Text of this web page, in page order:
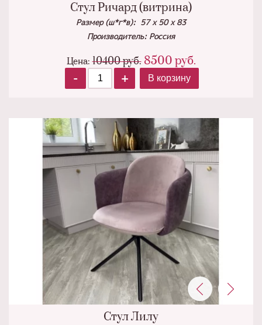
Стул Ричард (витрина)
Размер (ш*г*в): 57 х 50 х 83
Производитель: Россия
Цена: 10400 руб. 8500 руб.
-
+ В корзину
Стул Лилу